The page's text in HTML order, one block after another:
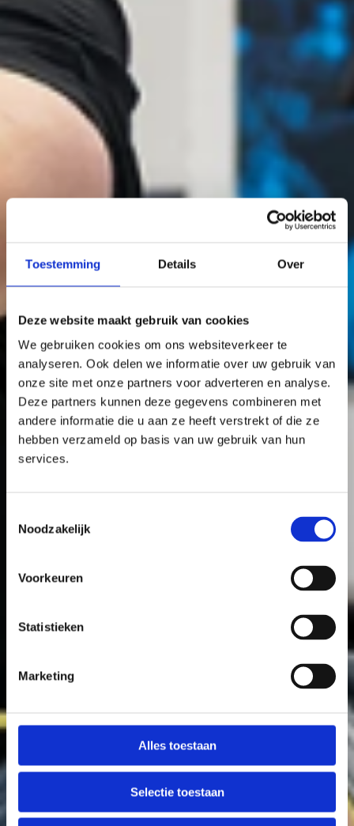
Toestemming Details Over
Deze website maakt gebruik van cookies
We gebruiken cookies om ons websiteverkeer te
analyseren. Ook delen we informatie over uw gebruik van
onze site met onze partners voor adverteren en analyse.
Deze partners kunnen deze gegevens combineren met
andere informatie die u aan ze heeft verstrekt of die ze
hebben verzameld op basis van uw gebruik van hun
services.
Noodzakelijk
Voorkeuren
Statistieken
Marketing
Alles toestaan
Selectie toestaan
Ons specialisme